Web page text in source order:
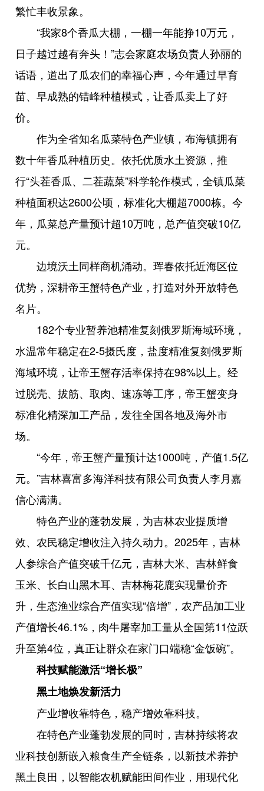
繁忙丰收景象。
“我家8个香瓜大棚，一棚一年能挣10万元，
日子越过越有奔头！”志会家庭农场负责人孙丽的
话语，道出了瓜农们的幸福心声，今年通过早育
苗、早成熟的错峰种植模式，让香瓜卖上了好
价。
作为全省知名瓜菜特色产业镇，布海镇拥有
数十年香瓜种植历史。依托优质水土资源，推
行“头茬香瓜、二茬蔬菜”科学轮作模式，全镇瓜菜
种植面积达2600公顷，标准化大棚超7000栋。今
年，瓜菜总产量预计超10万吨，总产值突破10亿
元。
边境沃土同样商机涌动。珲春依托近海区位
优势，深耕帝王蟹特色产业，打造对外开放特色
名片。
182个专业暂养池精准复刻俄罗斯海域环境，
水温常年稳定在2-5摄氏度，盐度精准复刻俄罗斯
海域环境，让帝王蟹存活率保持在98%以上。经
过脱壳、拔筋、取肉、速冻等工序，帝王蟹变身
标准化精深加工产品，发往全国各地及海外市
场。
“今年，帝王蟹产量预计达1000吨，产值1.5亿
元。”吉林喜富多海洋科技有限公司负责人李月嘉
信心满满。
特色产业的蓬勃发展，为吉林农业提质增
效、农民稳定增收注入持久动力。2025年，吉林
人参综合产值突破千亿元，吉林大米、吉林鲜食
玉米、长白山黑木耳、吉林梅花鹿实现量价齐
升，生态渔业综合产值实现“倍增”，农产品加工业
产值增长46.1%，肉牛屠宰加工量从全国第11位跃
升至第4位，真正让群众在家门口端稳“金饭碗”。
科技赋能激活“增长极”
黑土地焕发新活力
产业增收靠特色，稳产增效靠科技。
在特色产业蓬勃发展的同时，吉林持续将农
业科技创新嵌入粮食生产全链条，以新技术养护
黑土良田，以智能农机赋能田间作业，用现代化